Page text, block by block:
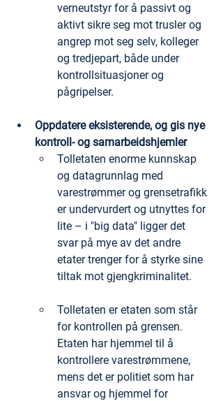
verneutstyr for å passivt og
aktivt sikre seg mot trusler og
angrep mot seg selv, kolleger
og tredjepart, både under
kontrollsituasjoner og
pågripelser.
Oppdatere eksisterende, og gis nye
kontroll- og samarbeidshjemler
Tolletaten enorme kunnskap
og datagrunnlag med
varestrømmer og grensetrafikk
er undervurdert og utnyttes for
lite – i "big data" ligger det
svar på mye av det andre
etater trenger for å styrke sine
tiltak mot gjengkriminalitet.
Tolletaten er etaten som står
for kontrollen på grensen.
Etaten har hjemmel til å
kontrollere varestrømmene,
mens det er politiet som har
ansvar og hjemmel for